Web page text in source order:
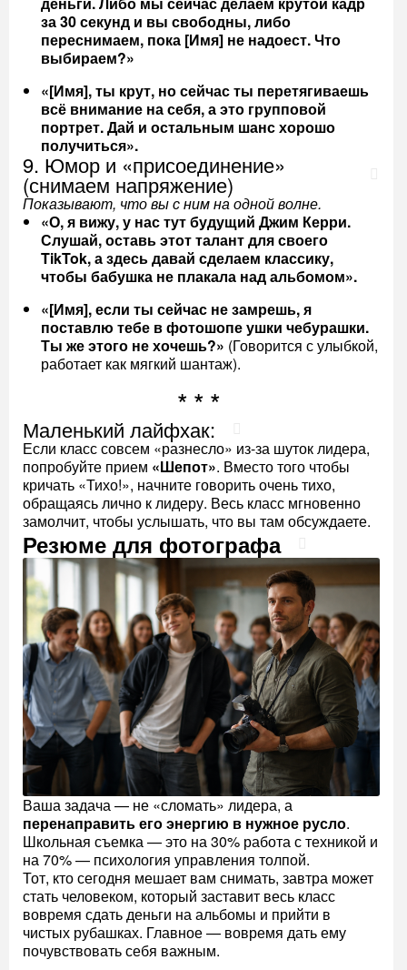
за 30 секунд и вы свободны, либо
переснимаем, пока [Имя] не надоест. Что
выбираем?»
«[Имя], ты крут, но сейчас ты перетягиваешь
всё внимание на себя, а это групповой
портрет. Дай и остальным шанс хорошо
получиться».
9. Юмор и «присоединение»
(снимаем напряжение)
Показывают, что вы с ним на одной волне.
«О, я вижу, у нас тут будущий Джим Керри.
Слушай, оставь этот талант для своего
TikTok, а здесь давай сделаем классику,
чтобы бабушка не плакала над альбомом».
«[Имя], если ты сейчас не замрешь, я
поставлю тебе в фотошопе ушки чебурашки.
Ты же этого не хочешь?» (Говорится с улыбкой,
работает как мягкий шантаж).
Маленький лайфхак:
Если класс совсем «разнесло» из-за шуток лидера,
попробуйте прием «Шепот». Вместо того чтобы
кричать «Тихо!», начните говорить очень тихо,
обращаясь лично к лидеру. Весь класс мгновенно
замолчит, чтобы услышать, что вы там обсуждаете.
Резюме для фотографа
Ваша задача — не «сломать» лидера, а
перенаправить его энергию в нужное русло.
Школьная съемка — это на 30% работа с техникой и
на 70% — психология управления толпой.
Тот, кто сегодня мешает вам снимать, завтра может
стать человеком, который заставит весь класс
вовремя сдать деньги на альбомы и прийти в
чистых рубашках. Главное — вовремя дать ему
почувствовать себя важным.